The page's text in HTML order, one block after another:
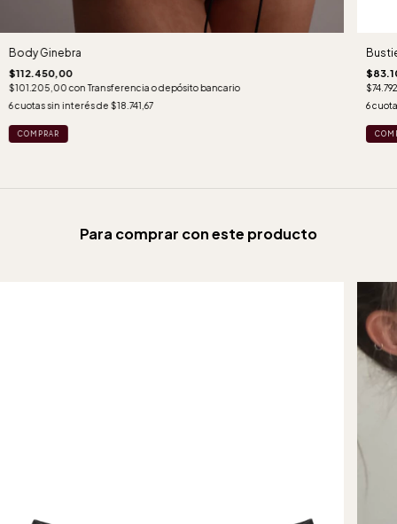
Body Ginebra
$112.450,00
$101.205,00con Transferencia o depósito bancario
6cuotas sin interés de $18.741,67
COMPRAR
6
Para comprar con este producto